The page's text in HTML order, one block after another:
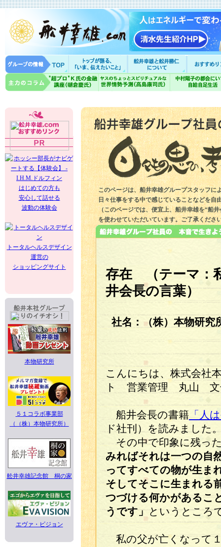
はじめての方も
安心して話せる
波動の体験会
トータルヘルスデザイン
運営の
ショッピングサイト
本物研究所
５１コラボ事業部
（（株）本物研究所）
舩井幸雄記念館 桐の家
エヴァ・ビジョン
このページは、船井幸雄グループスタッフに
日々仕事をする中で感じていることなどを自
（このページでは、便宜上、船井幸雄を“船
を使わせていただいています。ご了承くださ
存在 （テーマ：
井会長の言葉）
社名：（株）本物研
こんにちは、株式会社
ト 営業管理 丸山 文
船井会長の書籍 「人
ド社刊）を読みました
その中で印象に残っ
みればそれは一つの自
ってすべての物が生ま
そしてそこに生まれる
つづける何かがあるこ
うです」
というところ
私の父が亡くなって